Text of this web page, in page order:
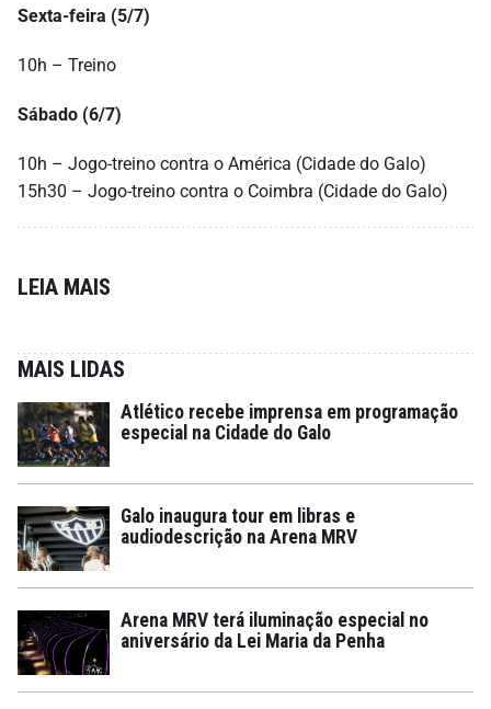
Sexta-feira (5/7)
10h – Treino
Sábado (6/7)
10h – Jogo-treino contra o América (Cidade do Galo)
15h30 – Jogo-treino contra o Coimbra (Cidade do Galo)
LEIA MAIS
MAIS LIDAS
Atlético recebe imprensa em programação
especial na Cidade do Galo
Galo inaugura tour em libras e
audiodescrição na Arena MRV
Arena MRV terá iluminação especial no
aniversário da Lei Maria da Penha